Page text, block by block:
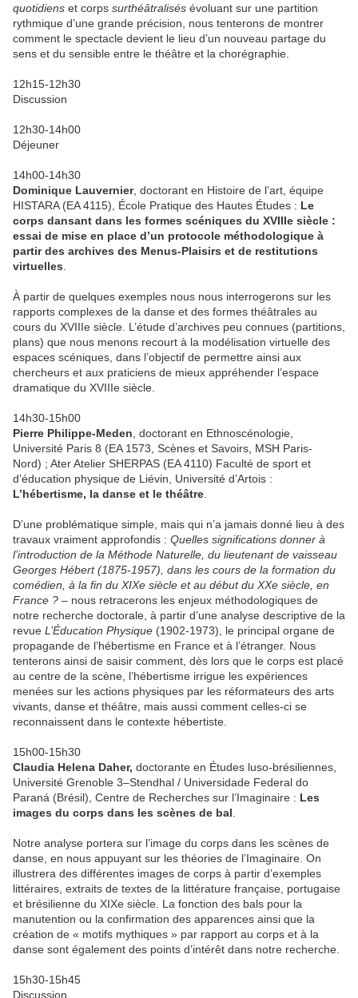
quotidiens et corps surthéâtralisés évoluant sur une partition
rythmique d’une grande précision, nous tenterons de montrer
comment le spectacle devient le lieu d’un nouveau partage du
sens et du sensible entre le théâtre et la chorégraphie.
12h15-12h30
Discussion
12h30-14h00
Déjeuner
14h00-14h30
Dominique Lauvernier, doctorant en Histoire de l’art, équipe
HISTARA (EA 4115), École Pratique des Hautes Études : Le
corps dansant dans les formes scéniques du XVIIIe siècle :
essai de mise en place d’un protocole méthodologique à
partir des archives des Menus-Plaisirs et de restitutions
virtuelles
À partir de quelques exemples nous nous interrogerons sur les
rapports complexes de la danse et des formes théâtrales au
cours du XVIIIe siècle. L’étude d’archives peu connues (partitions,
plans) que nous menons recourt à la modélisation virtuelle des
espaces scéniques, dans l’objectif de permettre ainsi aux
chercheurs et aux praticiens de mieux appréhender l’espace
dramatique du XVIIIe siècle.
14h30-15h00
Pierre Philippe-Meden , doctorant en Ethnoscénologie,
Université Paris 8 (EA 1573, Scènes et Savoirs, MSH Paris-
Nord) ; Ater Atelier SHERPAS (EA 4110) Faculté de sport et
d’éducation physique de Liévin, Université d’Artois :
L’hébertisme, la danse et le théâtre
D’une problématique simple, mais qui n’a jamais donné lieu à des
travaux vraiment approfondis : Quelles significations donner à
l’introduction de la Méthode Naturelle, du lieutenant de vaisseau
Georges Hébert (1875-1957), dans les cours de la formation du
comédien, à la fin du XIXe siècle et au début du XXe siècle, en
France ? – nous retracerons les enjeux méthodologiques de
notre recherche doctorale, à partir d’une analyse descriptive de la
revue L’Éducation Physique (1902-1973), le principal organe de
propagande de l’hébertisme en France et à l’étranger. Nous
tenterons ainsi de saisir comment, dès lors que le corps est placé
au centre de la scène, l’hébertisme irrigue les expériences
menées sur les actions physiques par les réformateurs des arts
vivants, danse et théâtre, mais aussi comment celles-ci se
reconnaissent dans le contexte hébertiste.
15h00-15h30
Claudia Helena Daher, doctorante en Études luso-brésiliennes,
Université Grenoble 3–Stendhal / Universidade Federal do
Paraná (Brésil), Centre de Recherches sur l’Imaginaire : Les
images du corps dans les scènes de bal
Notre analyse portera sur l’image du corps dans les scènes de
danse, en nous appuyant sur les théories de l’Imaginaire. On
illustrera des différentes images de corps à partir d’exemples
littéraires, extraits de textes de la littérature française, portugaise
et brésilienne du XIXe siècle. La fonction des bals pour la
manutention ou la confirmation des apparences ainsi que la
création de « motifs mythiques » par rapport au corps et à la
danse sont également des points d’intérêt dans notre recherche.
15h30-15h45
Discussion